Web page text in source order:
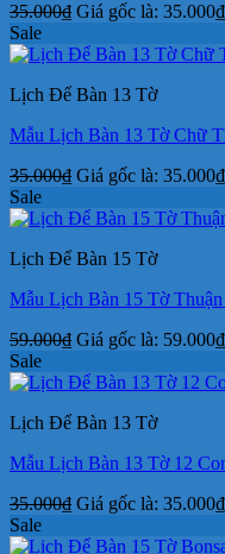
35.000₫ Giá gốc là:
Sale
Lịch Để Bàn 13 Tờ
Mẫu Lịch Bàn 13 Tờ Chữ
35.000₫ Giá gốc là:
Sale
Lịch Để Bàn 15 Tờ
Mẫu Lịch Bàn 15 Tờ
59.000₫ Giá gốc là:
Sale
Lịch Để Bàn 13 Tờ
Mẫu Lịch Bàn 13 Tờ 12
35.000₫ Giá gốc là:
Sale